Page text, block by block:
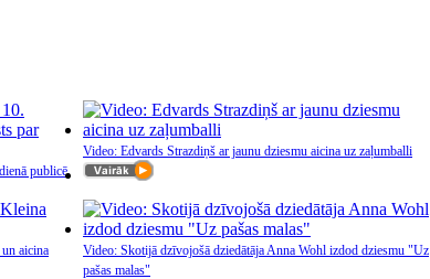
publicē
Video: Edvards Strazdiņš ar jaunu dziesmu aicina uz zaļumballi
aicina
Video: Skotijā dzīvojošā dziedātāja Anna Wohl izdod dziesmu "Uz
pašas malas"